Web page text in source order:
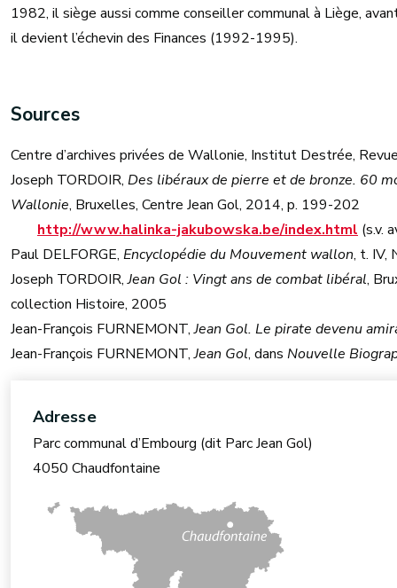
1982, il siège aussi comme conseiller communal à Liège,
il devient l’échevin des Finances (1992-1995).
Sources
Centre d’archives privées de Wallonie, Institut Destrée,
Joseph TORDOIR, Des libéraux de pierre et de bronze. 60
Wallonie, Bruxelles, Centre Jean Gol, 2014, p. 199-202
http://www.halinka-jakubowska.be/index.html (s.v.
Paul DELFORGE, Encyclopédie du Mouvement wallon, t. IV,
Joseph TORDOIR,Jean Gol : Vingt ans de combat libéral,
collection Histoire, 2005
Jean-François FURNEMONT,Jean Gol. Le pirate devenu
Jean-François FURNEMONT,Jean Gol, dans Nouvelle
Adresse
Parc communal d’Embourg (dit Parc Jean Gol)
4050 Chaudfontaine